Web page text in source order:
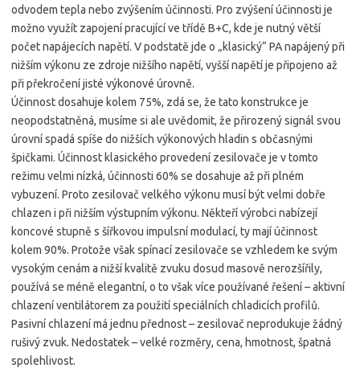
odvodem tepla nebo zvýšením účinnosti. Pro zvýšení účinnosti je
možno využít zapojení pracující ve třídě B+C, kde je nutný větší
počet napájecích napětí. V podstatě jde o „klasický“ PA napájený při
nižším výkonu ze zdroje nižšího napětí, vyšší napětí je připojeno až
při překročení jisté výkonové úrovně.
Účinnost dosahuje kolem 75%, zdá se, že tato konstrukce je
neopodstatněná, musíme si ale uvědomit, že přirozený signál svou
úrovní spadá spíše do nižších výkonových hladin s občasnými
špičkami. Účinnost klasického provedení zesilovače je v tomto
režimu velmi nízká, účinnosti 60% se dosahuje až při plném
vybuzení. Proto zesilovač velkého výkonu musí být velmi dobře
chlazen i při nižším výstupním výkonu. Někteří výrobci nabízejí
koncové stupně s šířkovou impulsní modulací, ty mají účinnost
kolem 90%. Protože však spínací zesilovače se vzhledem ke svým
vysokým cenám a nižší kvalitě zvuku dosud masově nerozšířily,
používá se méně elegantní, o to však více používané řešení – aktivní
chlazení ventilátorem za použití speciálních chladicích profilů.
Pasivní chlazení má jednu přednost – zesilovač neprodukuje žádný
rušivý zvuk. Nedostatek – velké rozměry, cena, hmotnost, špatná
spolehlivost.